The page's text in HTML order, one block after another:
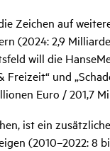
Zeichen auf
(2024: 2,9
will die
Freizeit“ und
Euro / 201,7
ist ein
(2010–2022: 8